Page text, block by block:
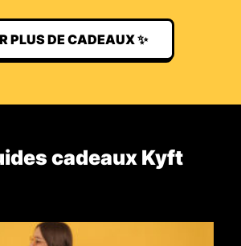
PLUS DE CADEAUX ✨
cadeaux Kyft​